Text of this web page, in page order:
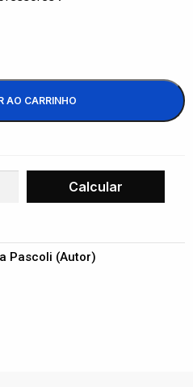
AO CARRINHO
Pascoli (Autor)